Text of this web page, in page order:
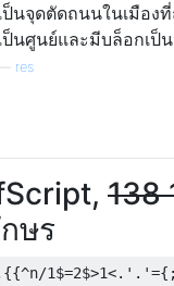
ป็นจุดตัดถนนในเมือง
ป็นศูนย์และมีบล็อกเป็
res
138
ษร